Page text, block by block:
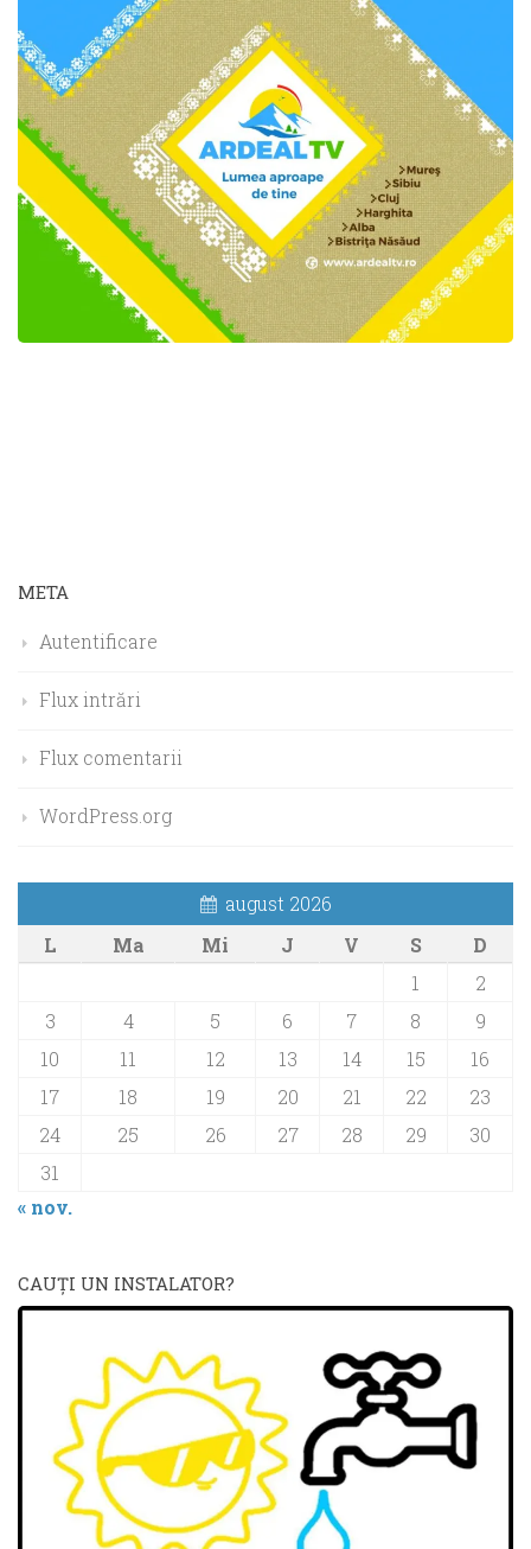
META
Autentificare
Flux intrări
Flux comentarii
WordPress.org
august 2026
L
Ma Mi J V S
D
1
2
3
4 5 6 7 8
9
10
11 12 13 14 15
16
17
18 19 20 21 22
23
24
25 26 27 28 29
30
31
« nov.
CAUŢI UN INSTALATOR?